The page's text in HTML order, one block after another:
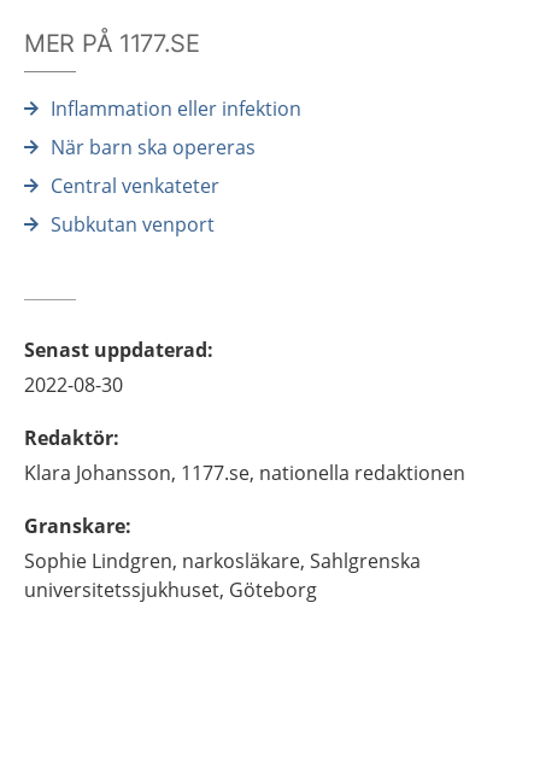
MER PÅ 1177.SE
Inflammation eller infektion
När barn ska opereras
Central venkateter
Subkutan venport
Senast uppdaterad:
2022-08-30
Redaktör:
Klara Johansson, 1177.se, nationella redaktionen
Granskare:
Sophie Lindgren, narkosläkare, Sahlgrenska
universitetssjukhuset, Göteborg